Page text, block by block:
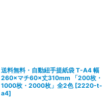
送料無料・自動紐手提紙袋 T-A4 幅
260×マチ60×丈310mm 「200枚・
1000枚・2000枚」全2色 [2220-t-
a4]